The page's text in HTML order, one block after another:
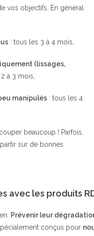
vos objectifs. En général
: tous les 3 à 4 mois,
(lissages,
à 3 mois,
manipulés : tous les 4
beaucoup ! Parfois,
sur de bonnes
avec les produits
Prévenir leur
conçus pour